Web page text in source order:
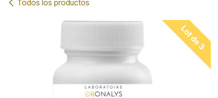
Todos los productos
Lot de 3